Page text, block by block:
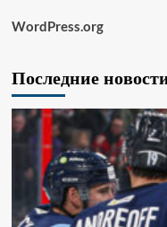
WordPress.org
Последние